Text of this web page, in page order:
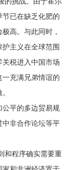
已在缺乏化肥的
高。与此同时，
主义在全球范围
税进入中国市场
充满兄弟情谊的
平的多边贸易规
中非合作论坛等平
程序确实需要重